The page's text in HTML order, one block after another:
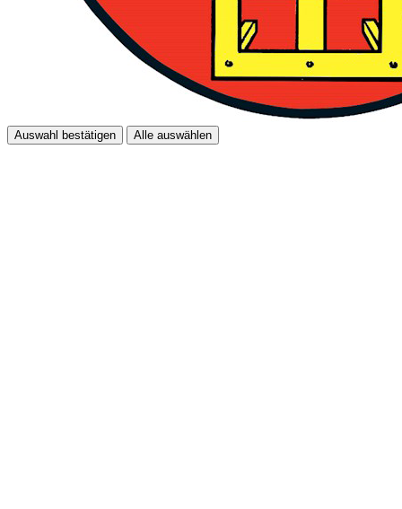
Auswahl bestätigen Alle auswählen